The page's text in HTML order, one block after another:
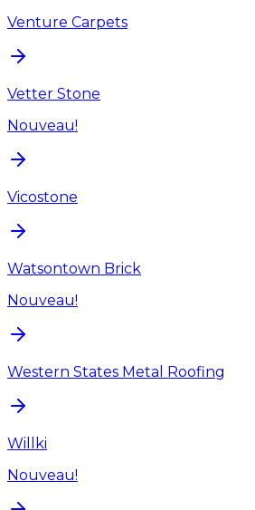
Venture Carpets
Vetter Stone
Nouveau!
Vicostone
Watsontown Brick
Nouveau!
Western States Metal Roofing
Willki
Nouveau!